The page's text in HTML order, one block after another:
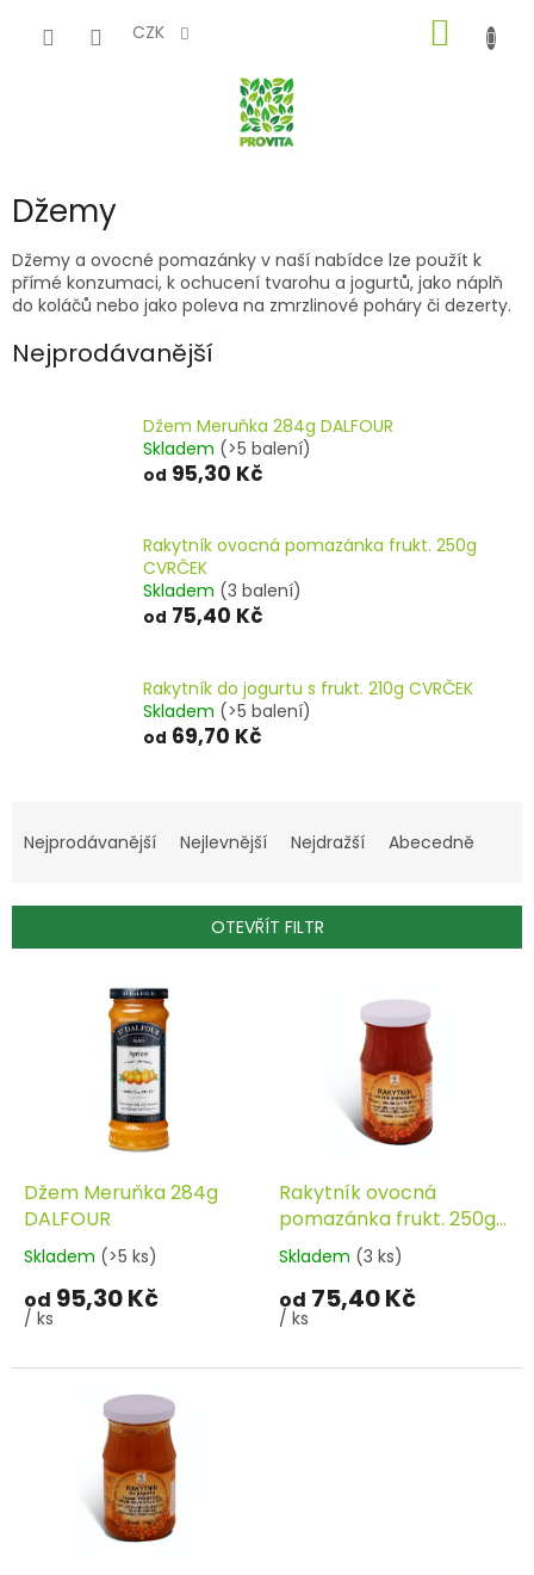
CZK
KOŠÍK
Džemy
Džemy a ovocné pomazánky v naší nabídce lze použít k
přímé konzumaci, k ochucení tvarohu a jogurtů, jako náplň
do koláčů nebo jako poleva na zmrzlinové poháry či dezerty.
Nejprodávanější
Džem Meruňka 284g DALFOUR
Skladem (>5 balení)
od 95,30 Kč
Rakytník ovocná pomazánka frukt. 250g
CVRČEK
Skladem (3 balení)
od 75,40 Kč
Rakytník do jogurtu s frukt. 210g CVRČEK
Skladem (>5 balení)
od 69,70 Kč
a
í
Nejprodávanější Nejlevnější Nejdražší Abecedně
OTEVŘÍT FILTR
dDžem Meruňka 284g
DALFOUR
Skladem (>5 ks)
od 95,30 Kč
/ ks
Rakytník ovocná
pomazánka frukt. 250g
CVRČEK
Skladem (3 ks)
od 75,40 Kč
/ ks